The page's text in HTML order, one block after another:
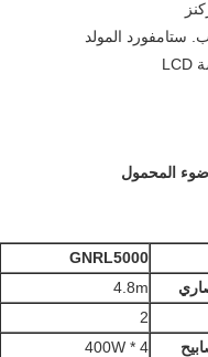
GNRL5000
4.8m
2
4 * 400W